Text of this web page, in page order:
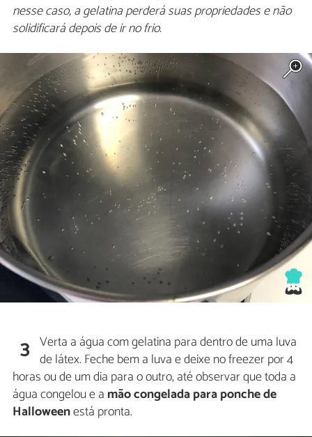
nesse caso, a gelatina perderá suas propriedades e não
solidificará depois de ir no frio.
3 Verta a água com gelatina para dentro de uma luva
de látex. Feche bem a luva e deixe no freezer por 4
horas ou de um dia para o outro, até observar que toda a
água congelou e a mão congelada para ponche de
Halloweenestá pronta.